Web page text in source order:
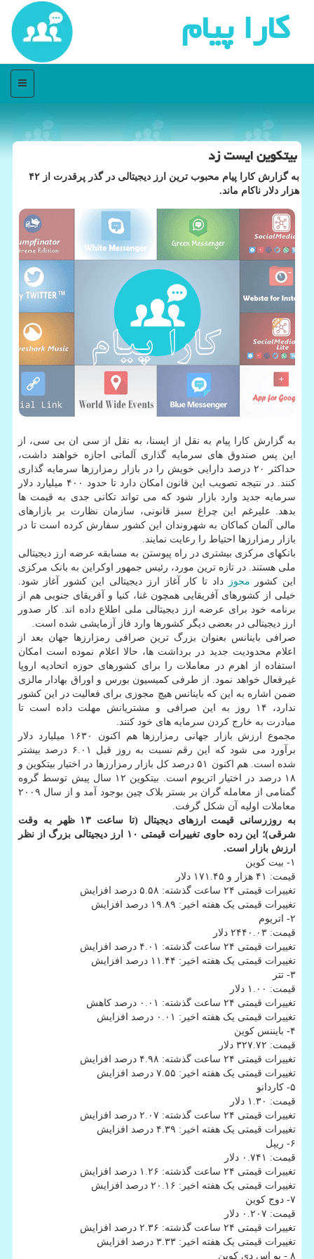
كارا پیام
منو
بیتکوین ایست زد
به گزارش کارا پیام محبوب ترین ارز دیجیتالی در گذر پرقدرت از ۴۲
هزار دلار ناکام ماند.
به گزارش کارا پیام به نقل از ایسنا، به نقل از سی ان بی سی، از
این پس صندوق های سرمایه گذاری آلمانی اجازه خواهند داشت،
حداکثر ۲۰ درصد دارایی خویش را در بازار رمزارزها سرمایه گذاری
کنند. در نتیجه تصویب این قانون امکان دارد تا حدود ۴۰۰ میلیارد دلار
سرمایه جدید وارد بازار شود که می تواند تکانی جدی به قیمت ها
بدهد. علیرغم این چراغ سبز قانونی، سازمان نظارت بر بازارهای
مالی آلمان کماکان به شهروندان این کشور سفارش کرده است تا در
بازار رمزارزها احتیاط را رعایت نمایند.
بانکهای مرکزی بیشتری در راه پیوستن به مسابقه عرضه ارز دیجیتالی
ملی هستند. در تازه ترین مورد، رئیس جمهور اوکراین به بانک مرکزی
این کشور مجوز
داد تا کار آغاز ارز دیجیتالی این کشور آغاز شود.
خیلی از کشورهای آفریقایی همچون غنا، کنیا و آفریقای جنوبی هم از
برنامه خود برای عرضه ارز دیجیتالی ملی اطلاع داده اند. کار صدور
ارز دیجیتالی در بعضی دیگر کشورها وارد فاز آزمایشی شده است.
صرافی باینانس بعنوان بزرگ ترین صرافی رمزارزها جهان بعد از
اعلام محدودیت جدید در برداشت ها، حالا اعلام نموده است امکان
استفاده از اهرم در معاملات را برای کشورهای حوزه اتحادیه اروپا
غیرفعال خواهد نمود. از طرفی کمیسیون بورس و اوراق بهادار مالزی
ضمن اشاره به این که باینانس هیچ مجوزی برای فعالیت در این کشور
ندارد، ۱۴ روز به این صرافی و مشتریانش مهلت داده است تا
مبادرت به خارج کردن سرمایه های خود کنند.
مجموع ارزش بازار جهانی رمزارزها هم اکنون ۱۶۳۰ میلیارد دلار
برآورد می شود که این رقم نسبت به روز قبل ۶.۰۱ درصد بیشتر
شده است. هم اکنون ۵۱ درصد کل بازار رمزارزها در اختیار بیتکوین و
۱۸ درصد در اختیار اتریوم است. بیتکوین ۱۲ سال پیش توسط گروه
گمنامی از معامله گران بر بستر بلاک چین بوجود آمد و از سال ۲۰۰۹
معاملات اولیه آن شکل گرفت.
به روزرسانی قیمت ارزهای دیجیتال (تا ساعت ۱۳ ظهر به وقت
شرقی)؛ این رده حاوی تغییرات قیمتی ۱۰ ارز دیجیتالی بزرگ از نظر
ارزش بازار است.
۱- بیت کوین
قیمت: ۴۱ هزار و ۱۷۱.۴۵ دلار
تغییرات قیمتی ۲۴ ساعت گذشته: ۵.۵۸ درصد افزایش
تغییرات قیمتی یک هفته اخیر: ۱۹.۸۹ درصد افزایش
۲- اتریوم
قیمت: ۲۴۴۰.۰۳ دلار
تغییرات قیمتی ۲۴ ساعت گذشته: ۴.۰۱ درصد افزایش
تغییرات قیمتی یک هفته اخیر: ۱۱.۴۴ درصد افزایش
۳- تتر
قیمت: ۱.۰۰ دلار
تغییرات قیمتی ۲۴ ساعت گذشته: ۰.۰۱ درصد کاهش
تغییرات قیمتی یک هفته اخیر: ۰.۰۱ درصد افزایش
۴- بایننس کوین
قیمت: ۳۲۷.۷۲ دلار
تغییرات قیمتی ۲۴ ساعت گذشته: ۴.۹۸ درصد افزایش
تغییرات قیمتی یک هفته اخیر: ۷.۵۵ درصد افزایش
۵- کاردانو
قیمت: ۱.۳۰ دلار
تغییرات قیمتی ۲۴ ساعت گذشته: ۲.۰۷ درصد افزایش
تغییرات قیمتی یک هفته اخیر: ۴.۳۹ درصد افزایش
۶- ریپل
قیمت: ۰.۷۴۱ دلار
تغییرات قیمتی ۲۴ ساعت گذشته: ۱.۲۶ درصد افزایش
تغییرات قیمتی یک هفته اخیر: ۲۰.۱۶ درصد افزایش
۷- دوج کوین
قیمت: ۰.۲۰۷ دلار
تغییرات قیمتی ۲۴ ساعت گذشته: ۲.۳۶ درصد افزایش
تغییرات قیمتی یک هفته اخیر: ۳.۳۳ درصد افزایش
۸ - یو اس دی کوین